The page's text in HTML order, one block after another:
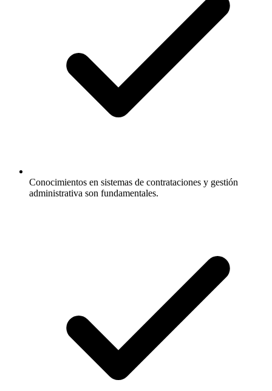
Conocimientos en sistemas de contrataciones y gestión
administrativa son fundamentales.